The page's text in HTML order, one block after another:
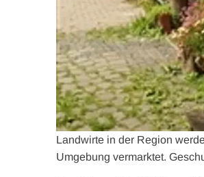
Landwirte in der Region
Umgebung vermarktet.